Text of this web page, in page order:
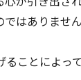
はありません
ことによっ